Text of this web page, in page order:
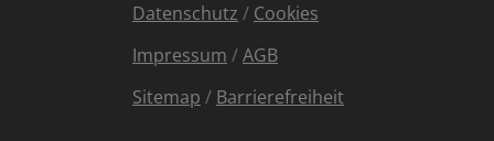
Datenschutz / Cookies
Impressum /AGB
Sitemap / Barrierefreiheit